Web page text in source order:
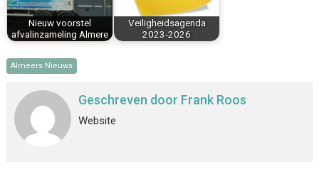
Nieuw voorstel
afvalinzameling Almere
Veiligheidsagenda
2023-2026
Almeers Nieuws
Geschreven door Frank Roos
Website